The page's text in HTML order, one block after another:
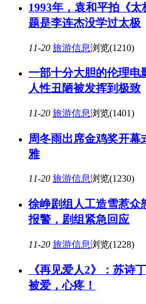
1993年，袁和平拍《
题是李连杰没学过太极
11-20 旅游信息浏览(1210)
一部十分大胆的伦理电
人性丑陋被发挥到极致
11-20 旅游信息浏览(1401)
周冬雨出席金鸡奖开幕
雅
11-20 旅游信息浏览(1230)
徐峥剧组人工造雪惹众
报警，剧组紧急回应
11-20 旅游信息浏览(1228)
《再见爱人2》：苏诗
被爱，心疼！